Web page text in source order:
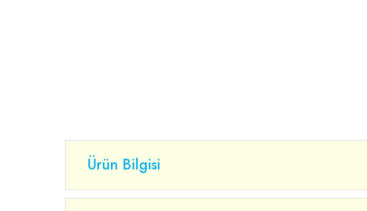
Ürün Bilgisi